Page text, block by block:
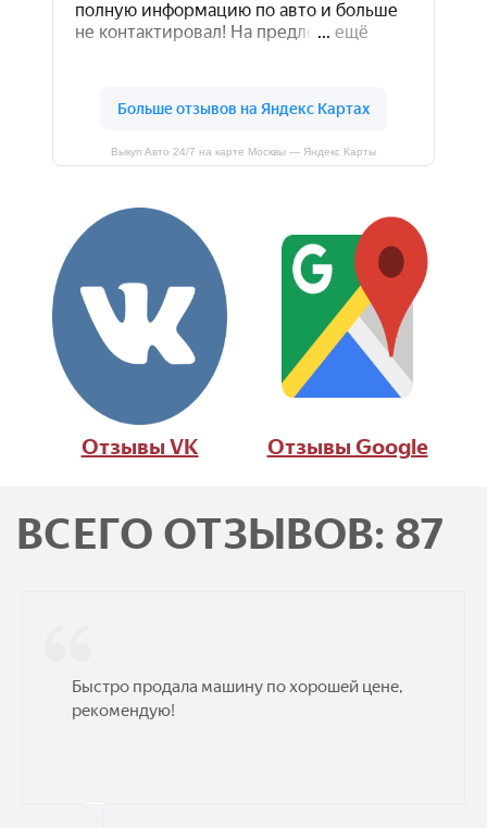
Выкуп Авто 24/7 на карте Москвы — Яндекс Карты
Отзывы VK Отзывы Google
ВСЕГО ОТЗЫВОВ: 87
Быстро продала машину по хорошей цене,
рекомендую!